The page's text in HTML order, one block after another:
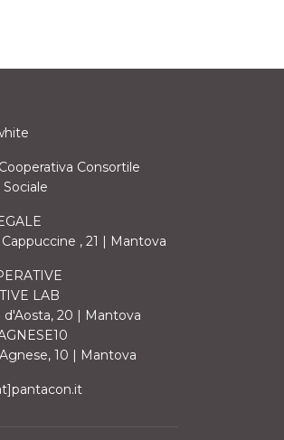
Consortile
, 21 | Mantova
LAB
d'Aosta, 20 | Mantova
10 | Mantova